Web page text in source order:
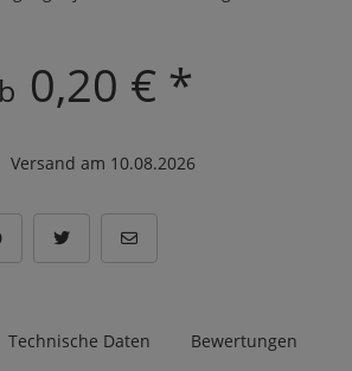
0,20 € *
Versand am 10.08.2026
Technische Daten Bewertungen